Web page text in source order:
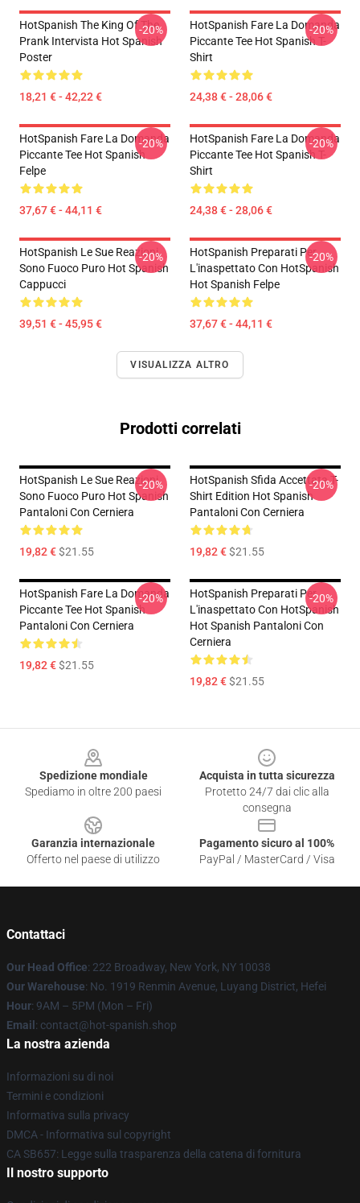
HotSpanish The King Of The
Prank Intervista Hot Spanish
Poster
18,21 € - 42,22 €
-20%
HotSpanish Fare La Domanda
Piccante Tee Hot Spanish T-
Shirt
24,38 € - 28,06 €
-20%
HotSpanish Fare La Domanda
Piccante Tee Hot Spanish
Felpe
37,67 € - 44,11 €
-20%
HotSpanish Fare La Domanda
Piccante Tee Hot Spanish T-
Shirt
24,38 € - 28,06 €
-20%
HotSpanish Le Sue Reazioni
Sono Fuoco Puro Hot Spanish
Cappucci
39,51 € - 45,95 €
-20%
HotSpanish Preparati Per
L'inaspettato Con HotSpanish
Hot Spanish Felpe
37,67 € - 44,11 €
-20%
VISUALIZZA ALTRO
Prodotti correlati
HotSpanish Le Sue Reazioni
Sono Fuoco Puro Hot Spanish
Pantaloni Con Cerniera
19,82 €$21.55
-20%
HotSpanish Sfida Accettata T-
Shirt Edition Hot Spanish
Pantaloni Con Cerniera
19,82 €$21.55
-20%
HotSpanish Fare La Domanda
Piccante Tee Hot Spanish
Pantaloni Con Cerniera
19,82 €$21.55
-20%
HotSpanish Preparati Per
L'inaspettato Con HotSpanish
Hot Spanish Pantaloni Con
Cerniera
19,82 €$21.55
-20%
Spedizione mondiale
Spediamo in oltre 200 paesi
Acquista in tutta sicurezza
Protetto 24/7 dai clic alla
consegna
Garanzia internazionale
Offerto nel paese di utilizzo
Pagamento sicuro al 100%
PayPal / MasterCard / Visa
Contattaci
Our Head Office: 222 Broadway, New York, NY 10038
Our Warehouse: No. 1919 Renmin Avenue, Luyang District, Hefei
Hour: 9AM – 5PM (Mon – Fri)
Email : contact@hot-spanish.shop
La nostra azienda
Informazioni su di noi
Termini e condizioni
Informativa sulla privacy
DMCA - Informativa sul copyright
CA SB657: Legge sulla trasparenza della catena di fornitura
Il nostro supporto